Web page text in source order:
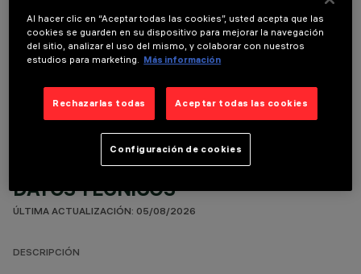
COMPONENTES OPCIONALES
DATOS TÉCNICOS
ÚLTIMA ACTUALIZACIÓN: 05/08/2026
DESCRIPCIÓN
Al hacer clic en “Aceptar todas las cookies”, usted acepta que las
cookies se guarden en su dispositivo para mejorar la navegación
del sitio, analizar el uso del mismo, y colaborar con nuestros
estudios para marketing. Más información
Rechazarlas todas Aceptar todas las cookies
Configuración de cookies